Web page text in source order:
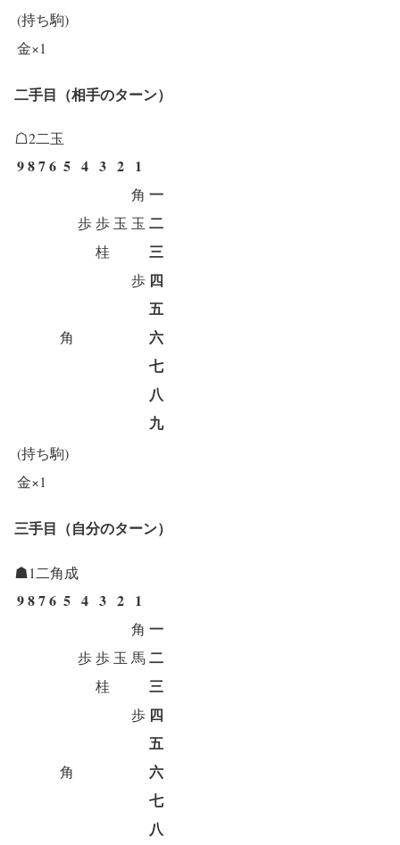
(持ち駒)
金×1
二手目（相手のターン）
☖2二玉
9876 5 4 3 2 1
角 一
歩歩 玉 玉 二
桂 三
歩 四
五
角
六
七
八
九
(持ち駒)
金×1
三手目（自分のターン）
☗1二角成
9876 5 4 3 2 1
角 一
歩歩 玉 馬二
桂 三
歩 四
五
角
六
七
八